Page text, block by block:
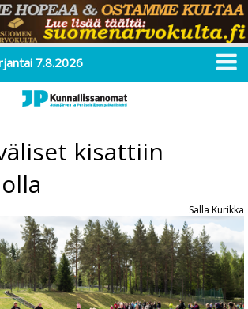
7.8.2026
kisattiin
Salla Kurikka